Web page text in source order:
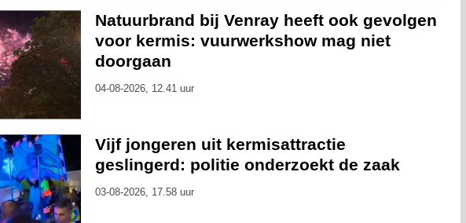
Natuurbrand bij Venray heeft ook gevolgen
voor kermis: vuurwerkshow mag niet
doorgaan
04-08-2026, 12.41 uur
Vijf jongeren uit kermisattractie
geslingerd: politie onderzoekt de zaak
03-08-2026, 17.58 uur